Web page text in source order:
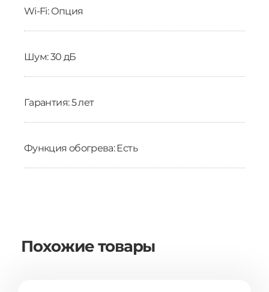
Wi-Fi: Опция
Шум: 30 дБ
Гарантия: 5 лет
Функция обогрева: Есть
Похожие товары